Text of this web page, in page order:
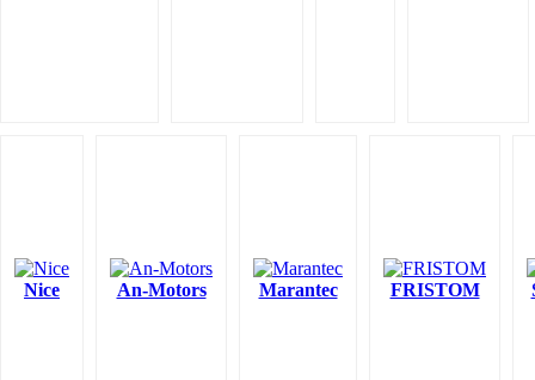
Nice An-Motors Marantec FRISTOM